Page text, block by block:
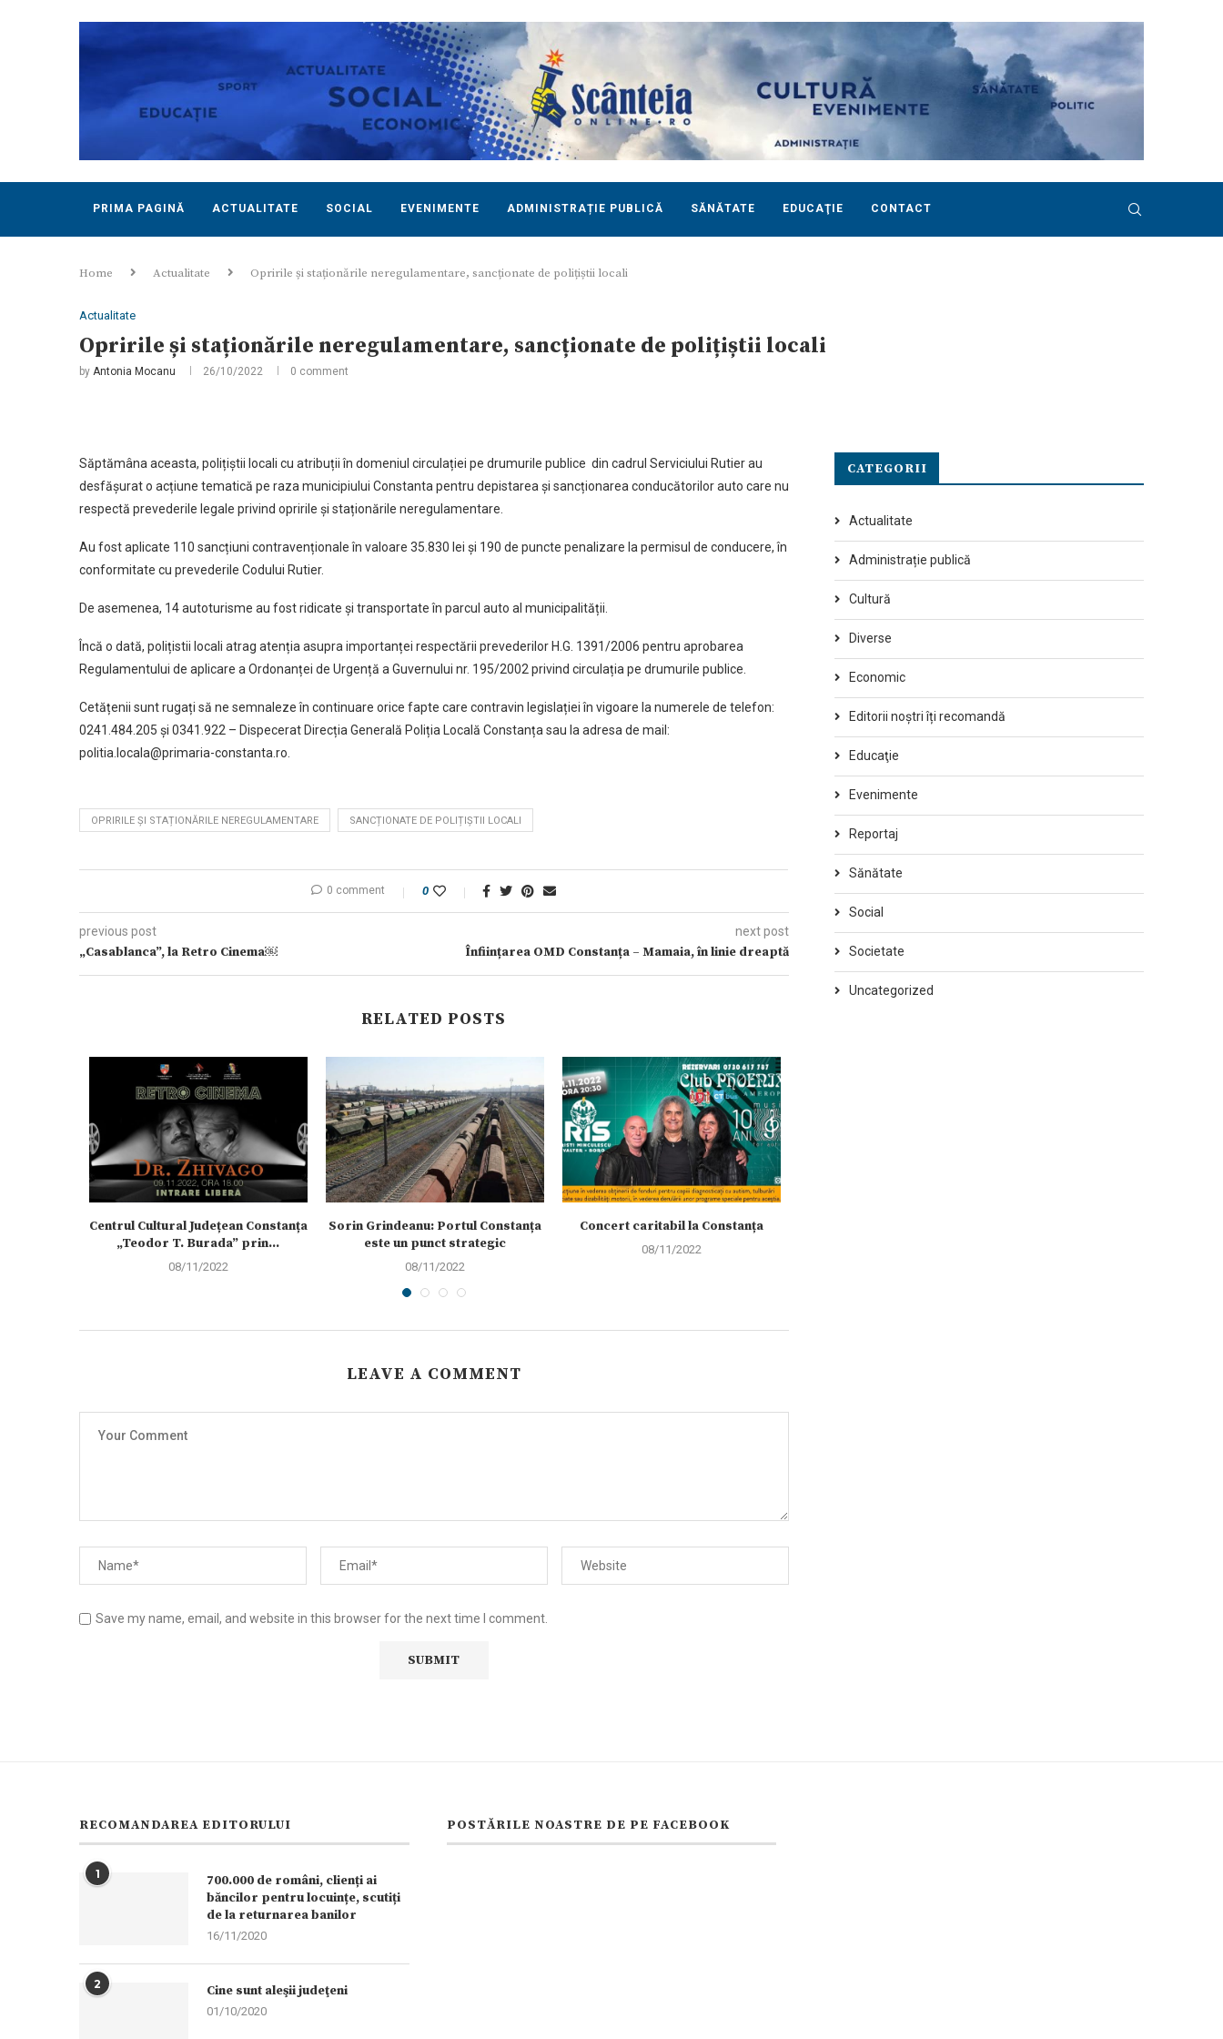
PRIMA PAGINĂ ACTUALITATE SOCIAL EVENIMENTE ADMINISTRAȚIE PUBLICĂ SĂNĂTATE EDUCAŢIE CONTACT
Home Actualitate Opririle și staționările neregulamentare, sancționate de polițiștii locali
Actualitate
Opririle și staționările neregulamentare, sancționate de polițiștii locali
by Antonia Mocanu 26/10/2022 0 comment
Săptămâna aceasta, polițiștii locali cu atribuții în domeniul circulației pe drumurile publice din cadrul Serviciului Rutier au
desfășurat o acțiune tematică pe raza municipiului Constanta pentru depistarea și sancționarea conducătorilor auto care nu
respectă prevederile legale privind opririle și staționările neregulamentare.
Au fost aplicate 110 sancțiuni contravenționale în valoare 35.830 lei și 190 de puncte penalizare la permisul de conducere, în
conformitate cu prevederile Codului Rutier.
De asemenea, 14 autoturisme au fost ridicate și transportate în parcul auto al municipalității.
Încă o dată, polițistii locali atrag atenția asupra importanței respectării prevederilor H.G. 1391/2006 pentru aprobarea
Regulamentului de aplicare a Ordonanței de Urgență a Guvernului nr. 195/2002 privind circulația pe drumurile publice.
Cetățenii sunt rugați să ne semnaleze în continuare orice fapte care contravin legislației în vigoare la numerele de telefon:
0241.484.205 și 0341.922 – Dispecerat Direcția Generală Poliția Locală Constanța sau la adresa de mail:
politia.locala@primaria-constanta.ro.
OPRIRILE ȘI STAȚIONĂRILE NEREGULAMENTARE SANCȚIONATE DE POLIȚIȘTII LOCALI
0 comment 0
previous post
„Casablanca”, la Retro Cinema￼
next post
Înființarea OMD Constanța – Mamaia, în linie dreaptă
RELATED POSTS
Centrul Cultural Județean Constanța
„Teodor T. Burada” prin...
08/11/2022
Sorin Grindeanu: Portul Constanța
este un punct strategic
08/11/2022
Concert caritabil la Constanța
08/11/2022
LEAVE A COMMENT
Save my name, email, and website in this browser for the next time I comment.
CATEGORII
Actualitate
Administrație publică
Cultură
Diverse
Economic
Editorii noștri îți recomandă
Educaţie
Evenimente
Reportaj
Sănătate
Social
Societate
Uncategorized
RECOMANDAREA EDITORULUI
1
700.000 de români, clienți ai
băncilor pentru locuințe, scutiți
de la returnarea banilor
16/11/2020
2 Cine sunt aleşii judeţeni
01/10/2020
POSTĂRILE NOASTRE DE PE FACEBOOK